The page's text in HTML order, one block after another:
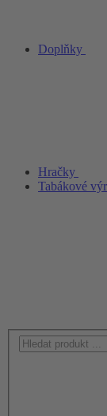
Doplňky
Hračky
Tabákové